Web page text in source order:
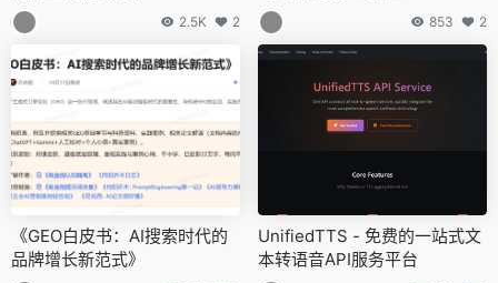
2.5K 2 853 2
《GEO白皮书：AI搜索时代的
品牌增长新范式》
UnifiedTTS - 免费的一站式文
本转语音API服务平台